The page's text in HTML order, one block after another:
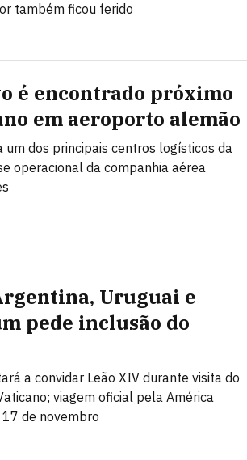
também ficou ferido
é encontrado próximo
em aeroporto alemão
um dos principais centros logísticos da
operacional da companhia aérea
Uruguai e
pede inclusão do
a convidar Leão XIV durante visita do
viagem oficial pela América
de novembro